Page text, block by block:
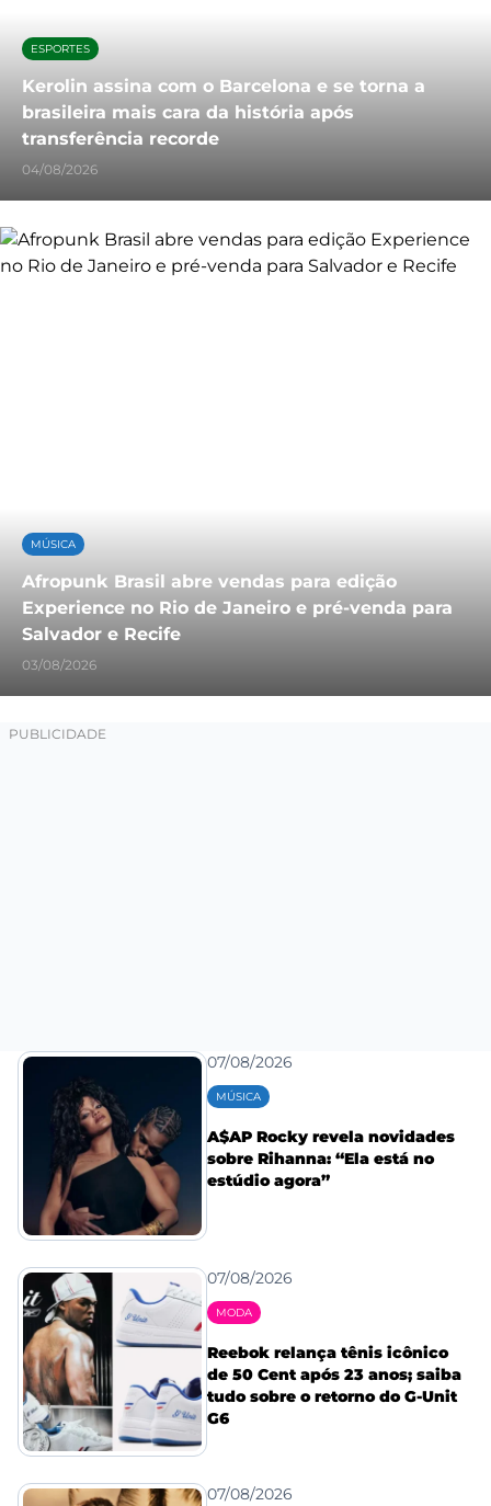
ESPORTES
Kerolin assina com o Barcelona e se torna a
brasileira mais cara da história após
transferência recorde
04/08/2026
MÚSICA
Afropunk Brasil abre vendas para edição
Experience no Rio de Janeiro e pré-venda para
Salvador e Recife
03/08/2026
07/08/2026
MÚSICA
A$AP Rocky revela novidades
sobre Rihanna: “Ela está no
estúdio agora”
07/08/2026
MODA
Reebok relança tênis icônico
de 50 Cent após 23 anos; saiba
tudo sobre o retorno do G-Unit
G6
07/08/2026